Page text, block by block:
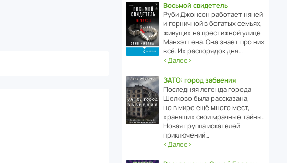
Восьмой свидетель
Руби Джонсон рабо­тает няней
и горни­чной в богатых семьях,
живущих на прес­ти­жной улице
Манх­эт­тена. Она знает про них
всё. Их распо­рядок дня…
‹Далее›
ЗАТО: город забвения
После­дняя легенда города
Шелково была расска­зана,
но в мире ещё много мест,
хранящих свои мрачные тайны.
Новая группа иска­телей
приключений…
‹Далее›